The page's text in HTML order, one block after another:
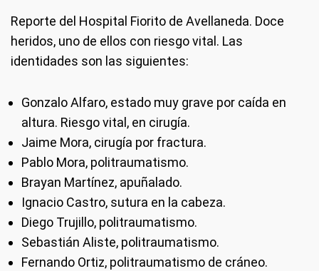
Reporte del Hospital Fiorito de Avellaneda. Doce
heridos, uno de ellos con riesgo vital. Las
identidades son las siguientes:
Gonzalo Alfaro, estado muy grave por caída en
altura. Riesgo vital, en cirugía.
Jaime Mora, cirugía por fractura.
Pablo Mora, politraumatismo.
Brayan Martínez, apuñalado.
Ignacio Castro, sutura en la cabeza.
Diego Trujillo, politraumatismo.
Sebastián Aliste, politraumatismo.
Fernando Ortiz, politraumatismo de cráneo.